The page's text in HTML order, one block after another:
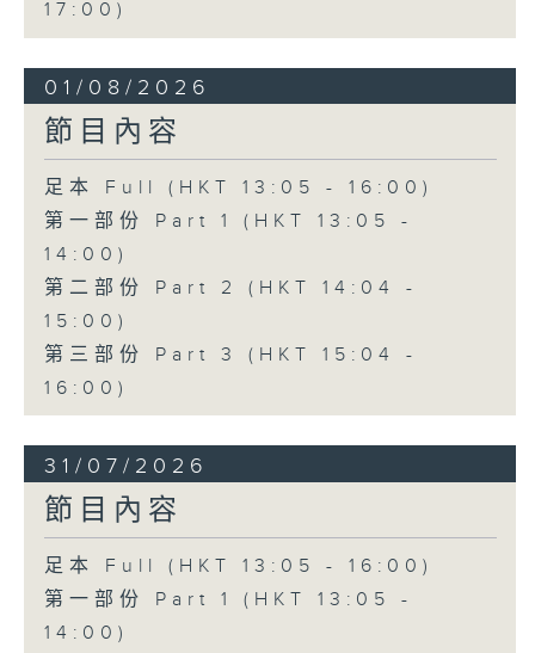
17:00)
01/08/2026
節目內容
足本 Full (HKT 13:05 - 16:00)
第一部份 Part 1 (HKT 13:05 -
14:00)
第二部份 Part 2 (HKT 14:04 -
15:00)
第三部份 Part 3 (HKT 15:04 -
16:00)
31/07/2026
節目內容
足本 Full (HKT 13:05 - 16:00)
第一部份 Part 1 (HKT 13:05 -
14:00)